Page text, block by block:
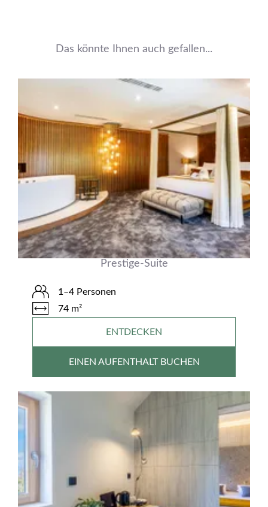
Das könnte Ihnen auch gefallen...
Prestige-Suite
1–4 Personen
74 m²
ENTDECKEN
EINEN AUFENTHALT BUCHEN